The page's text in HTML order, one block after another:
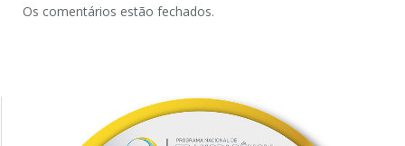
Os comentários estão fechados.